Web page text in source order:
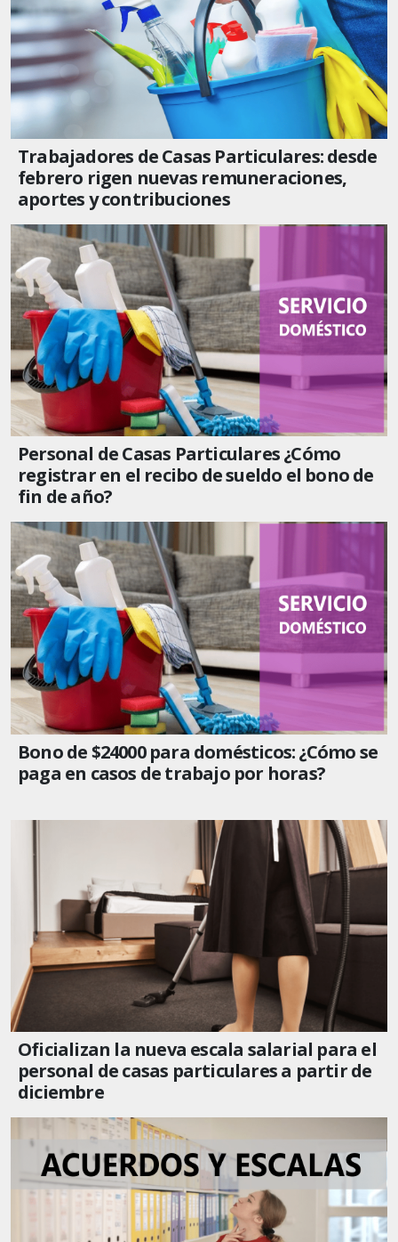
Trabajadores de Casas Particulares: desde
febrero rigen nuevas remuneraciones,
aportes y contribuciones
Personal de Casas Particulares ¿Cómo
registrar en el recibo de sueldo el bono de
fin de año?
Bono de $24000 para domésticos: ¿Cómo se
paga en casos de trabajo por horas?
Oficializan la nueva escala salarial para el
personal de casas particulares a partir de
diciembre